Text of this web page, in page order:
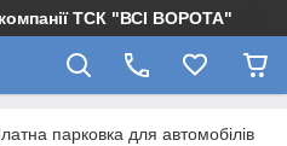
ТСК "ВСІ ВОРОТА"
парковка для автомобілів